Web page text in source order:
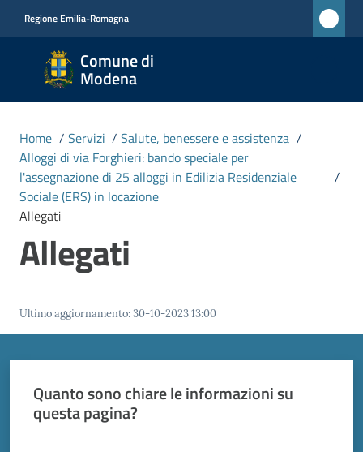
Regione Emilia-Romagna
Comune di
Modena
Comune
di
Modena
CIVICA
MONET
Servizi
Menu selezionato
Vivere
Modena
Home / Servizi / Salute, benessere e assistenza /
Alloggi di via Forghieri: bando speciale per
l'assegnazione di 25 alloggi in Edilizia Residenziale
Sociale (ERS) in locazione
/
Allegati
Allegati
Ultimo aggiornamento:30-10-2023 13:00
Quanto sono chiare le informazioni su
questa pagina?